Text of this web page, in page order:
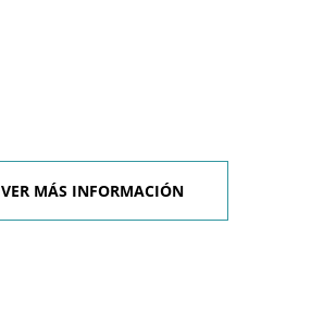
VER MÁS INFORMACIÓN